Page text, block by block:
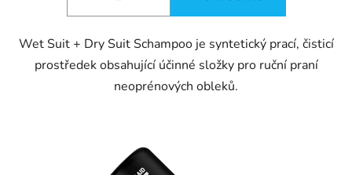
Wet Suit + Dry Suit Schampoo je syntetický prací, čisticí
prostředek obsahující účinné složky pro ruční praní
neoprénových obleků.